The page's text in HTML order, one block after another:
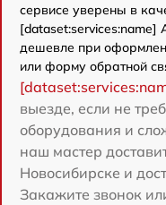
сервисе уверены в
[dataset:services:name]
дешевле при
или форму обратной
выезде, если не
оборудования и
наш мастер
Новосибирске и
Закажите звонок